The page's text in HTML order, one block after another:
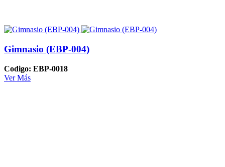
Gimnasio (EBP-004)
Codigo: EBP-0018
Ver Más